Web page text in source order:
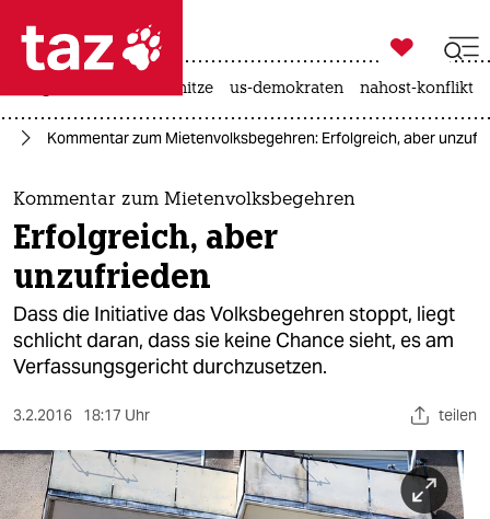
 taz zahl ich
taz zahl ich
themen
politik
öko
gesellschaft
sport
berlin

taz zahl ich
hitze us-demokraten nahost-konflikt
Kommentar zum Mietenvolksbegehren: Erfolgreich, aber
Kommentar zum Mietenvolksbegehren
Erfolgreich, aber
unzufrieden
Dass die Initiative das Volksbegehren stoppt, liegt
schlicht daran, dass sie keine Chance sieht, es am
Verfassungsgericht durchzusetzen.​
3.2.2016 18:17 Uhr teilen